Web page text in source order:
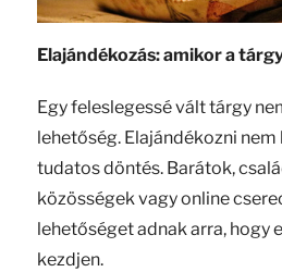
Elajándékozás: amikor a
Egy feleslegessé vált tárgy
lehetőség. Elajándékozni nem
tudatos döntés. Barátok,
közösségek vagy online
lehetőséget adnak arra, hogy
kezdjen.